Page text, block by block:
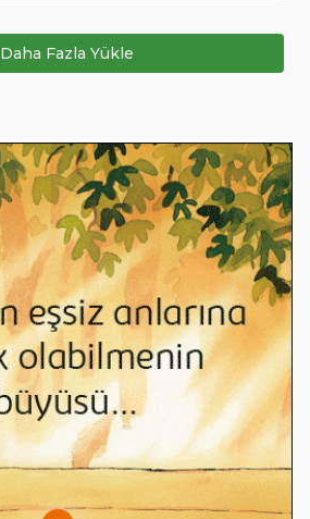
Daha Fazla Yükle